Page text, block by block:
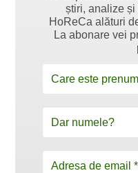
știri, analize
HoReCa alături
La abonare vei